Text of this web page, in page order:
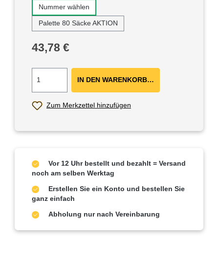
Nummer wählen
Palette 80 Säcke AKTION
Regulärer Preis:
43,78 €
IN DEN WARENKORB ＋
Zum Merkzettel hinzufügen
Vor 12 Uhr bestellt und bezahlt = Versand
noch am selben Werktag
Erstellen Sie ein Konto und bestellen Sie
ganz einfach
Abholung nur nach Vereinbarung